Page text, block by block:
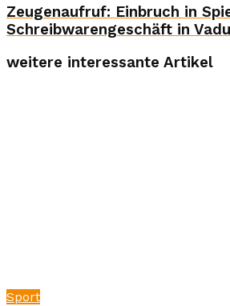
Zeugenaufruf: Einbruch in
Schreibwarengeschäft in
weitere interessante Artikel
Sport